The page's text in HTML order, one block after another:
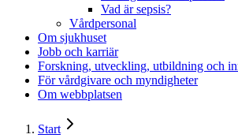
Vad är sepsis?
Vårdpersonal
Om sjukhuset
Jobb och karriär
Forskning, utveckling, utbildning och
För vårdgivare och myndigheter
Om webbplatsen
Start